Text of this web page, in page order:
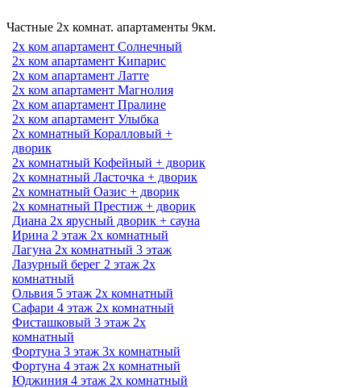
Частные 2х комнат. апартаменты 9км.
2х ком апартамент Солнечный
2х ком апартамент Кипарис
2х ком апартамент Латте
2х ком апартамент Магнолия
2х ком апартамент Пралине
2х ком апартамент Улыбка
2х комнатный Коралловый +
дворик
2х комнатный Кофейный + дворик
2х комнатный Ласточка + дворик
2х комнатный Оазис + дворик
2х комнатный Престиж + дворик
Диана 2х ярусный дворик + сауна
Ирина 2 этаж 2х комнатный
Лагуна 2х комнатный 3 этаж
Лазурный берег 2 этаж 2х
комнатный
Ольвия 5 этаж 2х комнатный
Сафари 4 этаж 2х комнатный
Фисташковый 3 этаж 2х
комнатный
Фортуна 3 этаж 3х комнатный
Фортуна 4 этаж 2х комнатный
Юджиния 4 этаж 2х комнатный